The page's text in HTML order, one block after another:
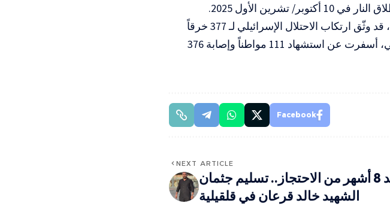
وكان المكتب الإعلامي الحكومي في قطاع غزة، قد وثّق ارتكاب الاحتلال الإسرائيلي لـ 377 خرقاً
لاتفاق وقف إطلاق النار خلال شهر أبريل الماضي، أسفرت عن استشهاد 111 مواطناً وإصابة 376
Facebook
NEXT ARTICLE
بعد 8 أشهر من الاحتجاز.. تسليم جثمان
الشهيد خالد قرعان في قلقيلية